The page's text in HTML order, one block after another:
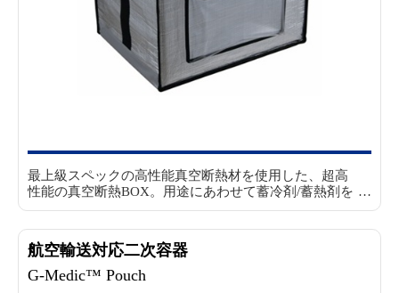
最上級スペックの高性能真空断熱材を使用した、超高
性能の真空断熱BOX。 用途にあわせて蓄冷剤/蓄熱剤を
組み合わせることにより、冷たい輸送から温かい輸送
れる貴重な治験薬・検体等の輸送に最適です。
航空輸送対応二次容器
G-Medic™ Pouch